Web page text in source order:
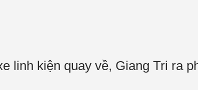
linh kiện quay về, Giang Tri ra